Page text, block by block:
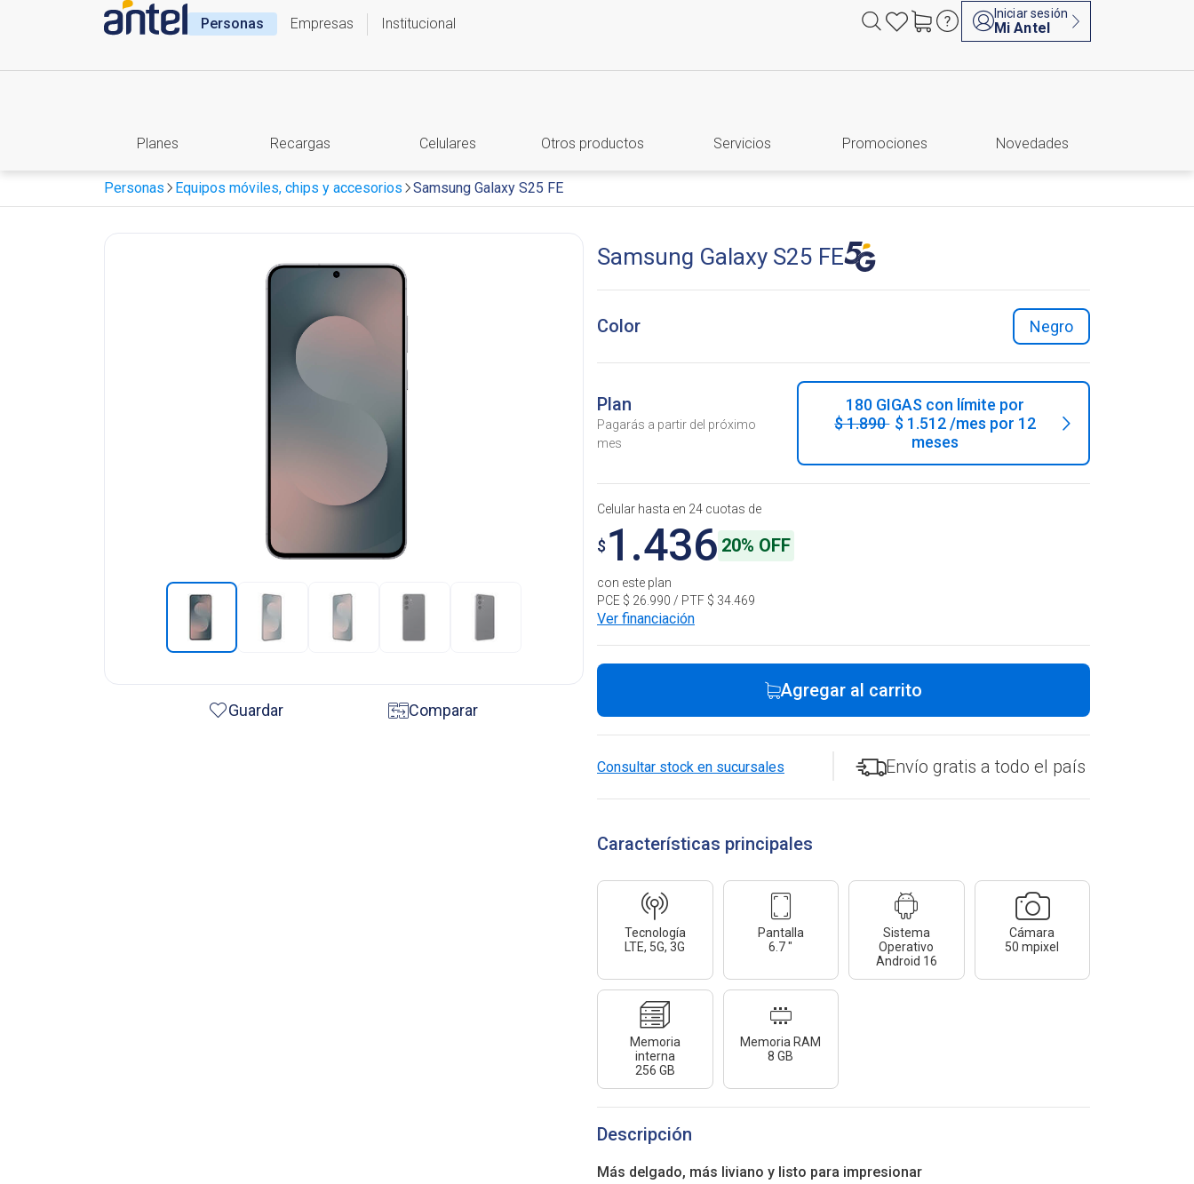
Personas Empresas Institucional
Iniciar sesión
Mi Antel
Planes Recargas Celulares Otros productos Servicios Promociones Novedades
Personas Equipos móviles, chips y accesorios Samsung Galaxy S25 FE
Guardar Comparar
Samsung Galaxy S25 FE
Color negro
Plan
Pagarás a partir del próximo
mes
180 GIGAS con límite por
$ 1.890 $ 1.512 /mes por 12
meses
Celular hasta en 24 cuotas de
$ 1.436 20% OFF
con este plan
PCE $ 26.990 / PTF $ 34.469
Ver financiación
Agregar al carrito
Consultar stock en sucursales Envío gratis a todo el país
Características principales
Tecnología
LTE, 5G, 3G
pantalla
6.7 "
Sistema
Operativo
Android 16
cámara
50 mpixel
memoria
interna
256 GB
memoria RAM
8 GB
Descripción
Más delgado, más liviano y listo para impresionar